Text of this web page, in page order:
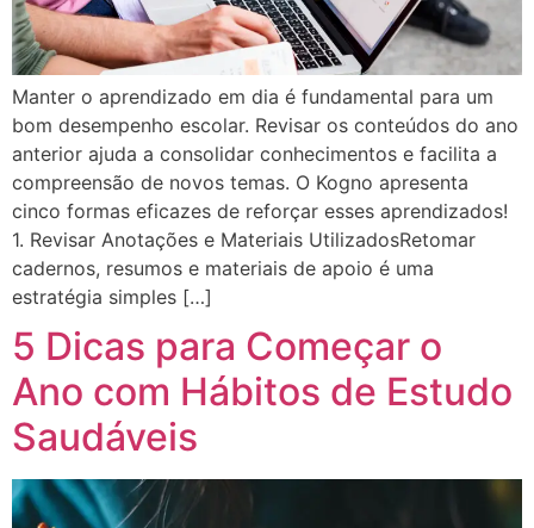
Manter o aprendizado em dia é fundamental para um
bom desempenho escolar. Revisar os conteúdos do ano
anterior ajuda a consolidar conhecimentos e facilita a
compreensão de novos temas. O Kogno apresenta
cinco formas eficazes de reforçar esses aprendizados!
1. Revisar Anotações e Materiais UtilizadosRetomar
cadernos, resumos e materiais de apoio é uma
estratégia simples […]
5 Dicas para Começar o
Ano com Hábitos de Estudo
Saudáveis